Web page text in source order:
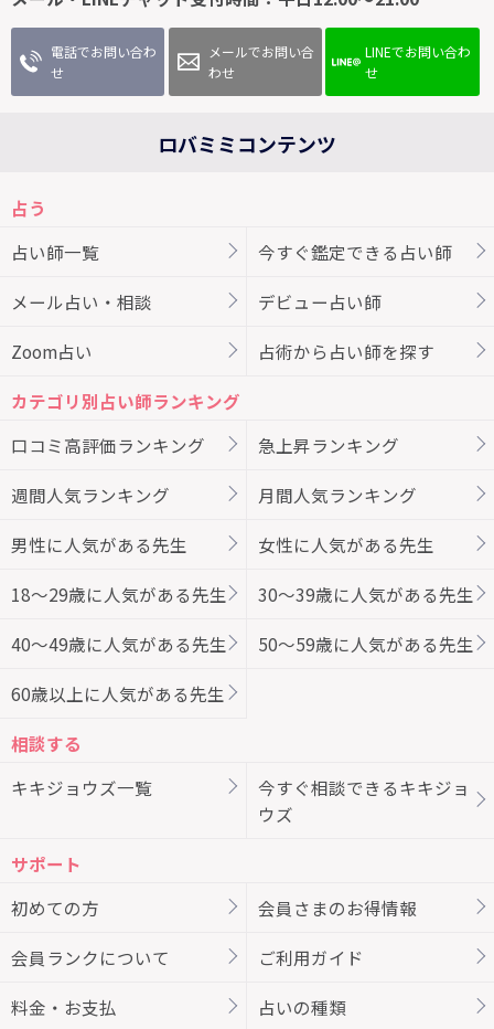
電話でお問い合わ
せ
メールでお問い合
わせ
LINEでお問い合わ
せ
ロバミミコンテンツ
占う
占い師一覧
今すぐ鑑定できる占い師
メール占い・相談 デビュー占い師
Zoom占い 占術から占い師を探す
カテゴリ別占い師ランキング
口コミ高評価ランキング
急上昇ランキング
週間人気ランキング 月間人気ランキング
男性に人気がある先生 女性に人気がある先生
18～29歳に人気がある先生 30～39歳に人気がある先生
40～49歳に人気がある先生 50～59歳に人気がある先生
60歳以上に人気がある先生
相談する
キキジョウズ一覧
今すぐ相談できるキキジョ
ウズ
サポート
初めての方
会員さまのお得情報
会員ランクについて ご利用ガイド
料金・お支払 占いの種類